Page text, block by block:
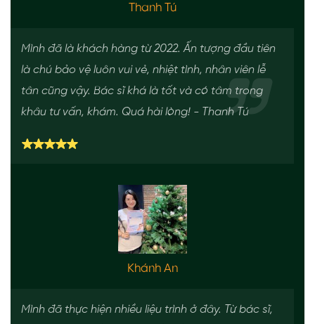
Thanh Tú
Mình đã là khách hàng từ 2022. Ấn tượng đầu tiên
là chú bảo vệ luôn vui vẻ, nhiệt tình, nhân viên lễ
tân cũng vậy. Bác sĩ khá là tốt và có tâm trong
khâu tư vấn, khám. Quá hài lòng! - Thanh Tú
Khánh An
Mình đã thực hiện nhiều liệu trình ở đây. Từ bác sĩ,